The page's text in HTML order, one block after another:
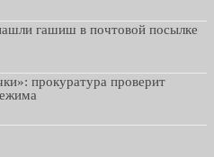
гашиш в почтовой посылке
прокуратура проверит